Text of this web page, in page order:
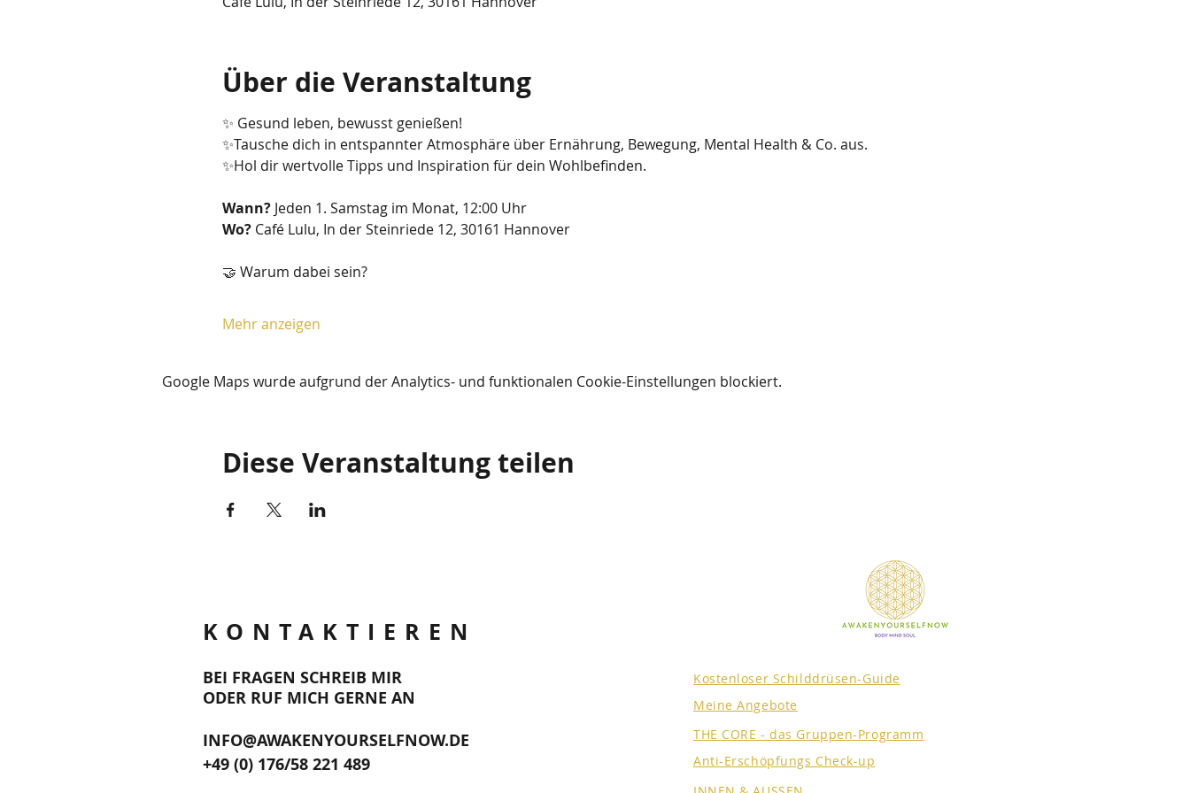
Über die Veranstaltung
✨ Gesund leben, bewusst genießen!
✨Tausche dich in entspannter Atmosphäre über Ernährung, Bewegung, Mental Health & Co. aus.
✨Hol dir wertvolle Tipps und Inspiration für dein Wohlbefinden.
Wann? Jeden 1. Samstag im Monat, 12:00 Uhr
Wo? Café Lulu, In der Steinriede 12, 30161 Hannover
🤝 Warum dabei sein?
Mehr anzeigen
Google Maps wurde aufgrund der Analytics- und funktionalen Cookie-Einstellungen blockiert.
Diese Veranstaltung teilen
KONTAKTIEREN
BEI FRAGEN SCHREIB MIR
ODER RUF MICH GERNE AN
INFO@AWAKENYOURSELFNOW.DE
+49 (0) 176/58 221 489
Kostenloser Schilddrüsen-Guide
Meine Angebote
THE CORE - das Gruppen-Programm
Anti-Erschöpfungs Check-up